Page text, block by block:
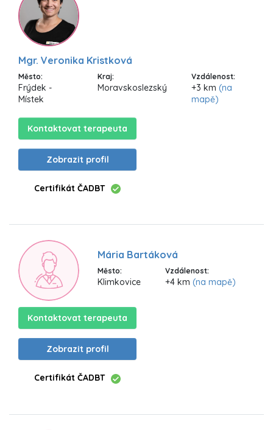
Mgr. Veronika Kristková
Město:
Frýdek -
Místek
Kraj:
Moravskoslezský
Vzdálenost:
+3 km(na
mapě)
Kontaktovat terapeuta
Zobrazit profil
Certifikát ČADBT
Mária Bartáková
Město:
Klimkovice
Vzdálenost:
+4 km (na mapě)
Kontaktovat terapeuta
Zobrazit profil
Certifikát ČADBT